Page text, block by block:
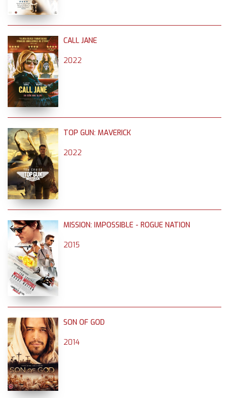
CALL JANE
2022
TOP GUN: MAVERICK
2022
MISSION: IMPOSSIBLE - ROGUE NATION
2015
SON OF GOD
2014